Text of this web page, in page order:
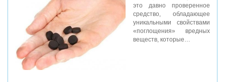
это давно проверенное
средство, обладающее
уникальными свойствами
«поглощения» вредных
веществ, которые…